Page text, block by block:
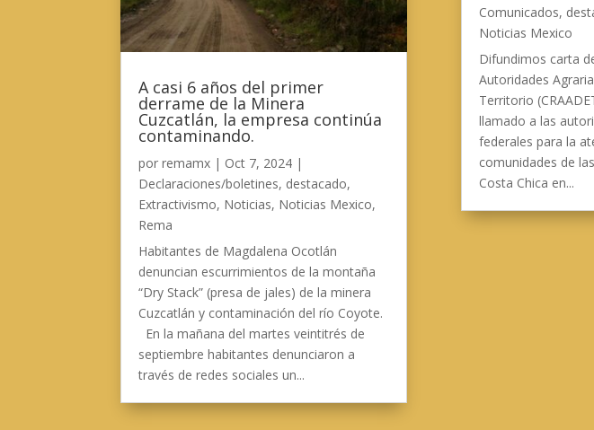
A casi 6 años del primer
derrame de la Minera
Cuzcatlán, la empresa continúa
contaminando.
porremamx | Oct 7, 2024 |
Declaraciones/boletines, destacado,
Extractivismo, Noticias, Noticias Mexico,
Rema
Habitantes de Magdalena Ocotlán
denuncian escurrimientos de la montaña
“Dry Stack” (presa de jales) de la minera
Cuzcatlán y contaminación del río Coyote.
En la mañana del martes veintitrés de
septiembre habitantes denunciaron a
través de redes sociales un...
Comunicados,
Noticias Mexico
Difundimos carta
Autoridades
Territorio
llamado a las
federales para la
comunidades de
Costa Chica en...